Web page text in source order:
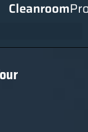
Cleanroom